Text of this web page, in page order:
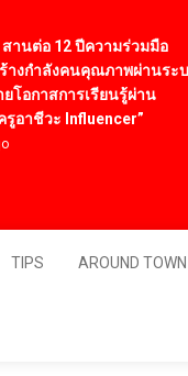
12 ปีความร่วมมือ
ลังคนคุณภาพผ่านระบบ
สการเรียนรู้ผ่าน
วะ Influencer”
TIPS AROUND TOWN